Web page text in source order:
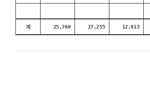
계 25,760 27,235 12,913